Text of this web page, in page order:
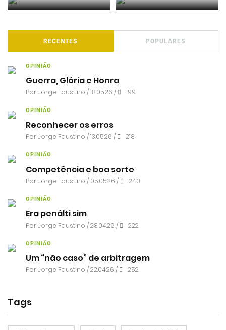
RECENTES POPULARES
OPINIÃO
Guerra, Glória e Honra
PorJorge Faustino / 18.05.26 / 199
OPINIÃO
Reconhecer os erros
PorJorge Faustino / 13.05.26 / 218
OPINIÃO
Competência e boa sorte
PorJorge Faustino / 05.05.26 / 240
OPINIÃO
Era penálti sim
PorJorge Faustino / 28.04.26 / 222
OPINIÃO
Um “não caso” de arbitragem
PorJorge Faustino / 22.04.26 / 252
Tags